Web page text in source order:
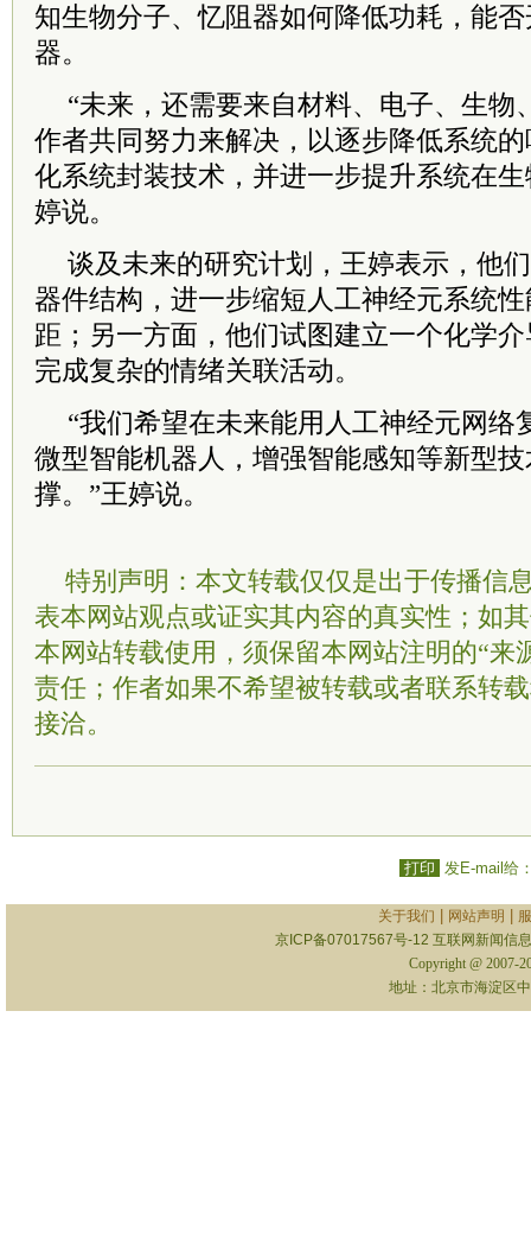
知生物分子、忆阻器如何降低功耗，能
器。
“未来，还需要来自材料、电子、生物
作者共同努力来解决，以逐步降低系统
化系统封装技术，并进一步提升系统在
婷说。
谈及未来的研究计划，王婷表示，他
器件结构，进一步缩短人工神经元系统
距；另一方面，他们试图建立一个化学
完成复杂的情绪关联活动。
“我们希望在未来能用人工神经元网络
微型智能机器人，增强智能感知等新型
撑。”王婷说。
特别声明：本文转载仅仅是出于传播信
表本网站观点或证实其内容的真实性；如
本网站转载使用，须保留本网站注明的“来
责任；作者如果不希望被转载或者联系转
接洽。
打印 发E-mail给
关于我们 网站声明
京ICP备07017567号-12 互联网新闻信
Copyright @ 2007-
地址：北京市海淀区